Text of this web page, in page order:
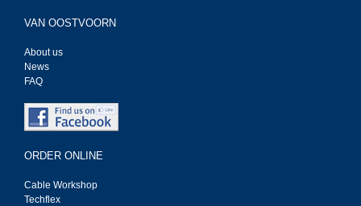
VAN OOSTVOORN
About us
News
FAQ
ORDER ONLINE
Cable Workshop
Techflex